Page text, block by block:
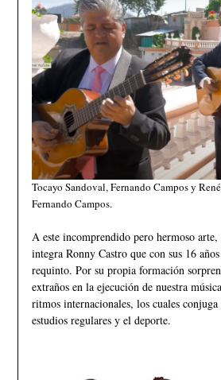
Tocayo Sandoval, Fernando Campos y
Fernando Campos.
A este incomprendido pero hermoso
integra Ronny Castro que con sus 16
requinto. Por su propia formación
extraños en la ejecución de nuestra
ritmos internacionales, los cuales
estudios regulares y el deporte.